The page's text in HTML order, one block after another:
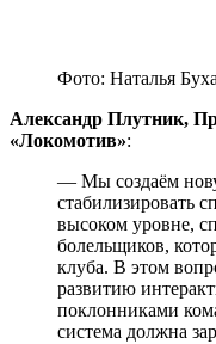
Фото: Наталья
Александр Плутник,
«Локомотив»:
— Мы создаём
стабилизировать
высоком уровне,
болельщиков,
клуба. В этом
развитию
поклонниками
система должна